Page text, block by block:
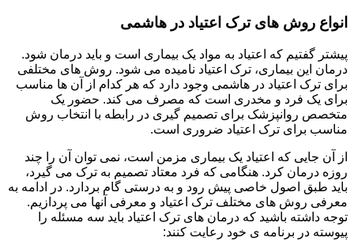
انواع روش های ترک اعتیاد در هاشمی
پیشتر گفتیم که اعتیاد به مواد یک بیماری است و باید درمان شود.
درمان این بیماری، ترک اعتیاد نامیده می شود. روش های مختلفی
برای ترک اعتیاد در هاشمی وجود دارد که هر کدام از آن ها مناسب
برای یک فرد و مخدری است که مصرف می کند. حضور یک
متخصص روانپزشک برای تصمیم گیری در رابطه با انتخاب روش
مناسب برای ترک اعتیاد ضروری است.
از آن جایی که اعتیاد یک بیماری مزمن است، نمی توان آن را چند
روزه درمان کرد. هنگامی که فرد معتاد تصمیم به ترک می گیرد،
باید طبق اصول خاصی پیش رود و به درستی گام بردارد. در ادامه به
معرفی روش های مختلف ترک اعتیاد و معرفی آنها می پردازیم.
توجه داشته باشید که درمان های ترک اعتیاد باید سه مسئله را
پیوسته در برنامه ی خود رعایت کنند: